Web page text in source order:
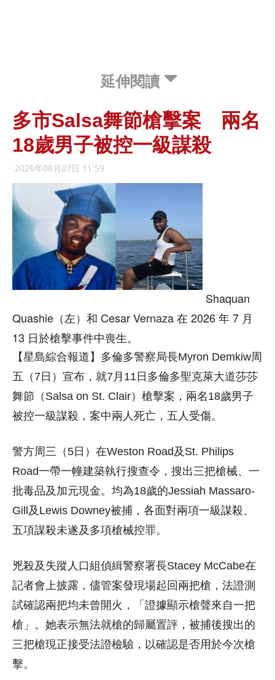
延伸閱讀
多市Salsa舞節槍擊案 兩名
18歲男子被控一級謀殺
2026年08月07日 11:59
Shaquan
Quashie（左）和 Cesar Vernaza 在 2026 年 7 月
13 日於槍擊事件中喪生。
【星島綜合報道】多倫多警察局長Myron Demkiw周
五（7日）宣布，就7月11日多倫多聖克萊大道莎莎
舞節（Salsa on St. Clair）槍擊案，兩名18歲男子
被控一級謀殺，案中兩人死亡，五人受傷。
警方周三（5日）在Weston Road及St. Philips
Road一帶一幢建築執行搜查令，搜出三把槍械、一
批毒品及加元現金。均為18歲的Jessiah Massaro-
Gill及Lewis Downey被捕，各面對兩項一級謀殺、
五項謀殺未遂及多項槍械控罪。
兇殺及失蹤人口組偵緝警察署長Stacey McCabe在
記者會上披露，儘管案發現場起回兩把槍，法證測
試確認兩把均未曾開火，「證據顯示槍聲來自一把
槍」。她表示無法就槍的歸屬置評，被捕後搜出的
三把槍現正接受法證檢驗，以確認是否用於今次槍
擊。